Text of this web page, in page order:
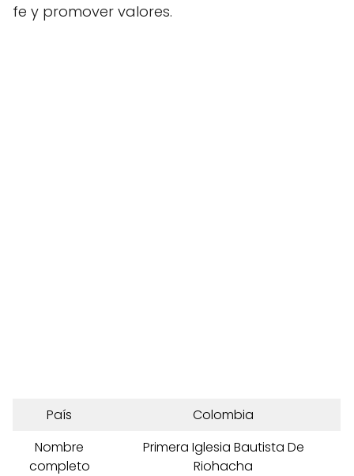
fe y promover valores.
País
Colombia
Nombre
completo
Primera Iglesia Bautista De
Riohacha